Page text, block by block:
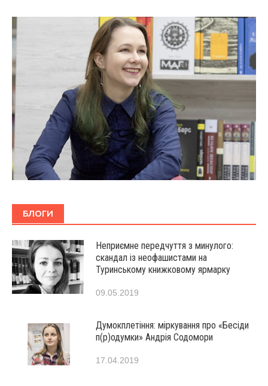
БЛОГИ
Неприємне передчуття з минулого:
скандал із неофашистами на
Туринському книжковому ярмарку
09.05.2019
Думокплетіння: міркування про «Бесіди
п(р)одумки» Андрія Содомори
17.04.2019